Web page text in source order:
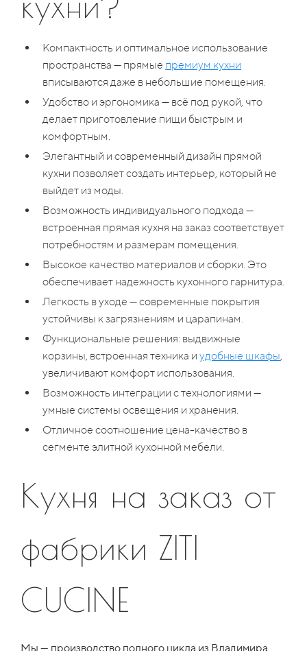
Компактность и оптимальное использование
пространства — прямые премиум кухни
вписываются даже в небольшие помещения.
Удобство и эргономика — всё под рукой, что
делает приготовление пищи быстрым и
комфортным.
Элегантный и современный дизайн прямой
кухни позволяет создать интерьер, который не
выйдет из моды.
Возможность индивидуального подхода —
встроенная прямая кухня на заказ соответствует
потребностям и размерам помещения.
Высокое качество материалов и сборки. Это
обеспечивает надежность кухонного гарнитура.
Легкость в уходе — современные покрытия
устойчивы к загрязнениям и царапинам.
Функциональные решения: выдвижные
корзины, встроенная техника и удобные шкафы,
увеличивают комфорт использования.
Возможность интеграции с технологиями —
умные системы освещения и хранения.
Отличное соотношение цена-качество в
сегменте элитной кухонной мебели.
Кухня на заказ от
фабрики ZITI
CUCINE
Мы — производство полного цикла из Владимира,